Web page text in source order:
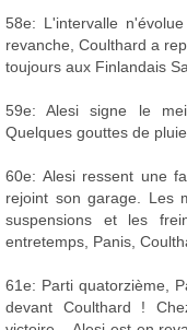
58e: L'intervalle
revanche, Coulthard a
toujours aux Finlandais
59e: Alesi signe le
Quelques gouttes de
60e: Alesi ressent une
rejoint son garage. Les
suspensions et les
entretemps, Panis,
61e: Parti quatorzième,
devant Coulthard !